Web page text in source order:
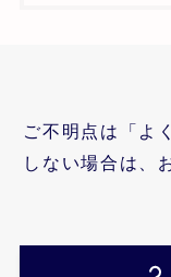
ご不明点は「よ
しない場合は、